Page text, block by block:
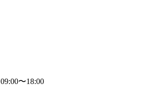
09:00〜18:00